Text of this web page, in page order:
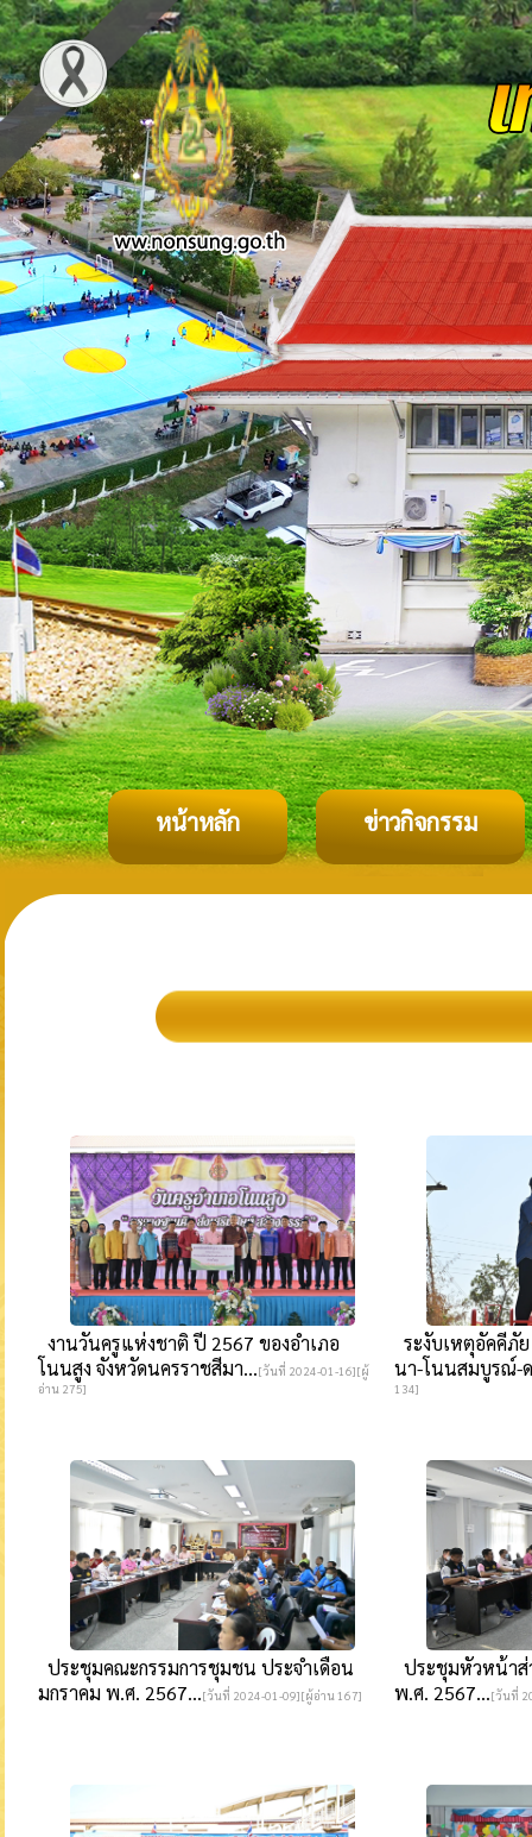
หน้าหลัก ข่าวกิจกรรม
งานวันครูแห่งชาติ ปี 2567 ของอำเภอ
โนนสูง จังหวัดนครราชสีมา...[วันที่ 2024-01-16][ผู้
อ่าน 275]
ระงับเหตุอัคคีภั
นา-โนนสมบูรณ์-
134]
ประชุมคณะกรรมการชุมชน ประจำเดือน
มกราคม พ.ศ. 2567...[วันที่ 2024-01-09][ผู้อ่าน 167]
ประชุมหัวหน้าส่
พ.ศ. 2567...[วันที่